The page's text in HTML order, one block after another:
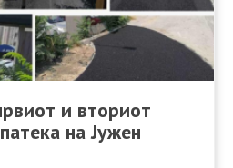
и вториот
на Јужен